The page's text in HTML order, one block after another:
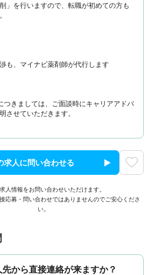
」を行いますので、転職が初めての方も
も、マイナビ薬剤師が代行します
つきましては、ご面談時にキャリアアドバ
させていただきます。
求人に問い合わせる
人情報をお問い合わせいただけます。
応募・問い合わせではありませんのでご安心くださ
い。
から直接連絡が来ますか？